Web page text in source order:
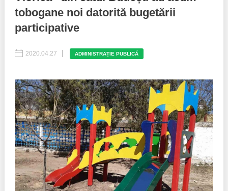
Rapoarte
Manual de proceduri
Note & poziții​
Organigrama IDIS
Anunțuri
Consiliul consulativ internațional IDIS
Politici regionale
Transparența guvernării locale
People Watch
Proces democratic
Agenda Națională de Business
Puterea hibridă
tobogane noi datorită bugetării
participative
2020.04.27 ADMINISTRAȚIE PUBLICĂ